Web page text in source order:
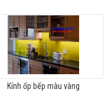
Kính ốp bếp màu vàng